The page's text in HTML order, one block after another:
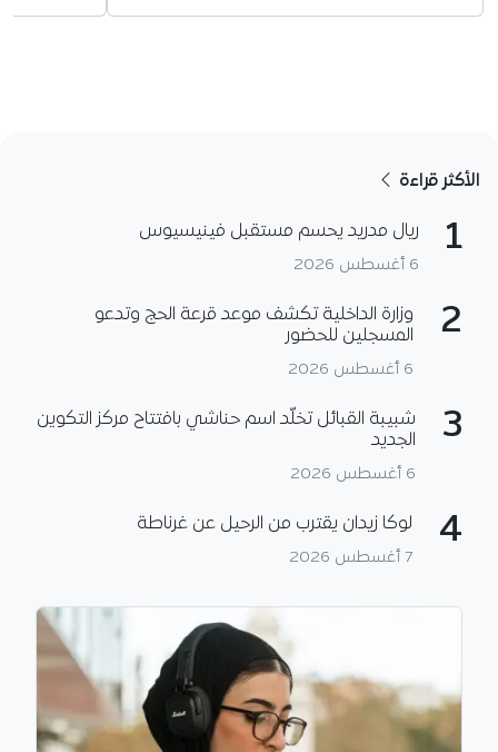
الأكثر قراءة
1 ريال مدريد يحسم مستقبل فينيسيوس
6 أغسطس 2026
2
وزارة الداخلية تكشف موعد قرعة الحج وتدعو
المسجلين للحضور
6 أغسطس 2026
3
شبيبة القبائل تخلّد اسم حناشي بافتتاح مركز التكوين
الجديد
6 أغسطس 2026
4 لوكا زيدان يقترب من الرحيل عن غرناطة
7 أغسطس 2026